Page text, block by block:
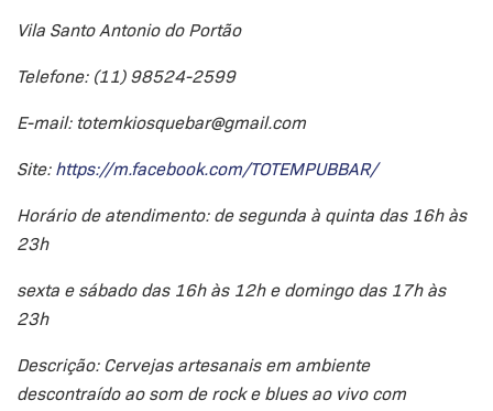
Vila Santo Antonio do Portão
Telefone: (11) 98524-2599
E-mail: totemkiosquebar@gmail.com
Site: https://m.facebook.com/TOTEMPUBBAR/
Horário de atendimento: de segunda à quinta das 16h às
23h
sexta e sábado das 16h às 12h e domingo das 17h às
23h
Descrição: Cervejas artesanais em ambiente
descontraído ao som de rock e blues ao vivo com